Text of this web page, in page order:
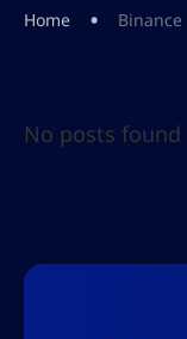
Home • Binance
No posts found